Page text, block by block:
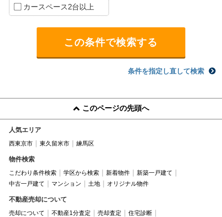
カースペース2台以上
条件を指定し直して検索
このページの先頭へ
人気エリア
西東京市 東久留米市 練馬区
物件検索
こだわり条件検索 学区から検索 新着物件
新築一戸建て
中古一戸建て
マンション 土地 オリジナル物件
不動産売却について
売却について 不動産1分査定 売却査定
住宅診断